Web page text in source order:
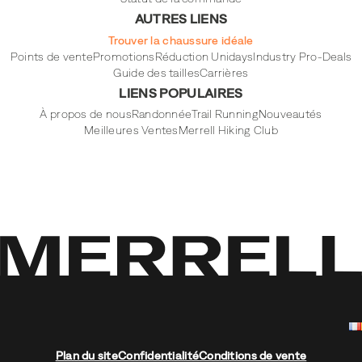
AUTRES LIENS
Trouver la chaussure idéale
Points de ventePromotionsRéduction UnidaysIndustry Pro-Deals
Guide des taillesCarrières
LIENS POPULAIRES
À propos de nousRandonnéeTrail RunningNouveautés
Meilleures VentesMerrell Hiking Club
Plan du siteConfidentialitéConditions de vente